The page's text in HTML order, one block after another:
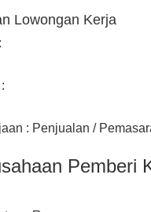
Lowongan Kerja
: Penjualan /
Pemberi